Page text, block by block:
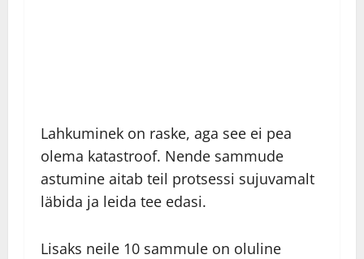
Lahkuminek on raske, aga see ei pea
olema katastroof. Nende sammude
astumine aitab teil protsessi sujuvamalt
läbida ja leida tee edasi.
Lisaks neile 10 sammule on oluline